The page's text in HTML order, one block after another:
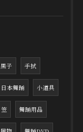
黒子 手拭
日本舞踊 小道具
笠 舞踊用品